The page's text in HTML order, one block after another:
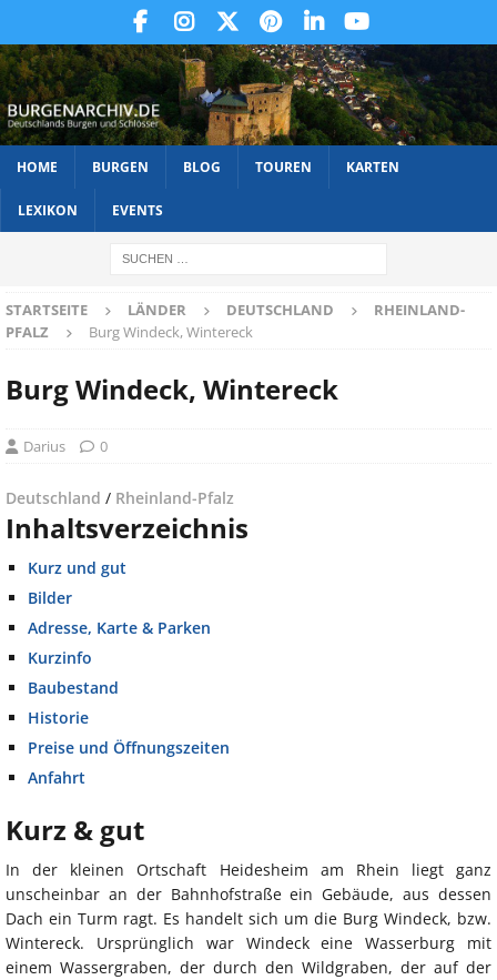
HOME BURGEN BLOG TOUREN KARTEN
LEXIKON EVENTS
STARTSEITE LÄNDER DEUTSCHLAND
RHEINLAND-
PFALZ
Burg Windeck, Wintereck
Burg Windeck, Wintereck
Darius 0
Deutschland / Rheinland-Pfalz
Inhaltsverzeichnis
Kurz und gut
Bilder
Adresse, Karte & Parken
Kurzinfo
Baubestand
Historie
Preise und Öffnungszeiten
Anfahrt
Kurz & gut
In der kleinen Ortschaft Heidesheim am Rhein liegt ganz
unscheinbar an der Bahnhofstraße ein Gebäude, aus dessen
Dach ein Turm ragt. Es handelt sich um die Burg Windeck, bzw.
Wintereck. Ursprünglich war Windeck eine Wasserburg mit
einem Wassergraben, der durch den Wildgraben, der auf der